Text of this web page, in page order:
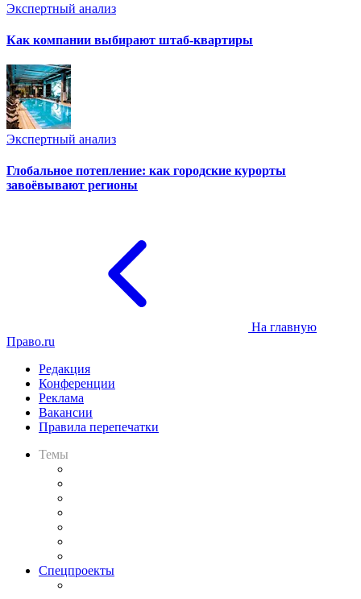
Экспертный анализ
Как компании выбирают штаб-квартиры
Экспертный анализ
Глобальное потепление: как городские курорты
завоёвывают регионы
На главную
Право.ru
Редакция
Конференции
Реклама
Вакансии
Правила перепечатки
Темы
Спецпроекты